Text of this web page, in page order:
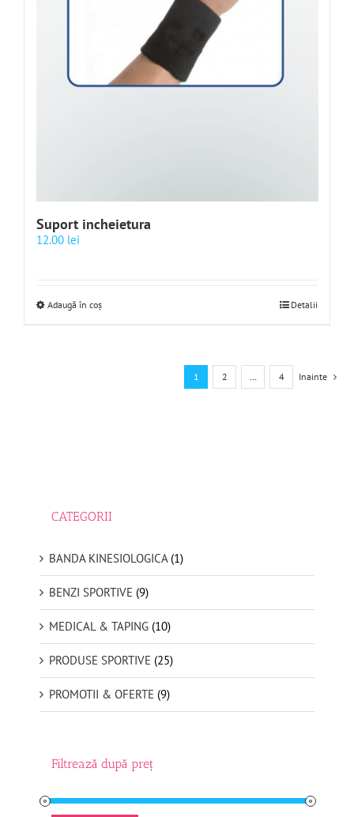
Suport incheietura
12.00 lei
Adaugă în coș Detalii
1 2 … 4 Inainte
CATEGORII
BANDA KINESIOLOGICA (1)
BENZI SPORTIVE (9)
MEDICAL & TAPING (10)
PRODUSE SPORTIVE (25)
PROMOTII & OFERTE (9)
Filtrează după preț